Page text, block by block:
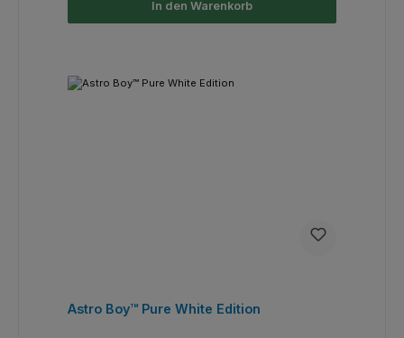
In den Warenkorb
Astro Boy™ Pure White Edition